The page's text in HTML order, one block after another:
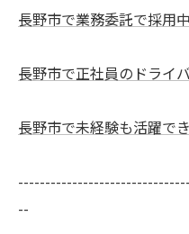
長野市で業務委託で採用中
長野市で正社員のドライ
長野市で未経験も活躍で
--